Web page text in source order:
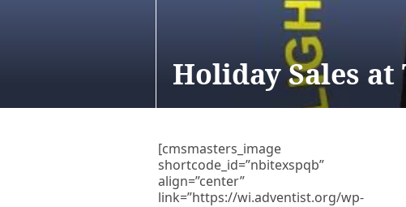
Holiday Sales
[cmsmasters_image
shortcode_id=”nbitexspqb”
align=”center”
link=”https://wi.adventist.org/wp-